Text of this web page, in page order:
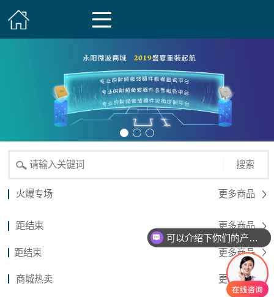
搜索
火爆专场 更多商品
距结束 更多商品
距结束 更多商品
商城热卖 更多商品